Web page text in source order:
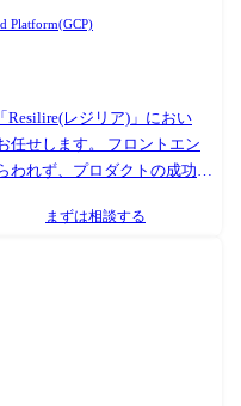
当としてソリューションデザ
してSV(スーパーバイザー)が
こと”を使命としています。
ることを思案して実行できれ
以下のような裁量の大きい
いただければと考えていま
すること ・お客様が設計した
会社の承認のもと、必要人員
ジャー→部長) 一方で弊社の
Platform(GCP)
Resilire(レジリア)」におい
任せします。 フロントエン
われず、プロダクトの成功に
社内で創出される多様な事
に連携しながらスピード感を
に応じて担当) 顧客フィード
PdMやデザイナーなどのス
事業拡大に伴うデータ量・
まずは相談する